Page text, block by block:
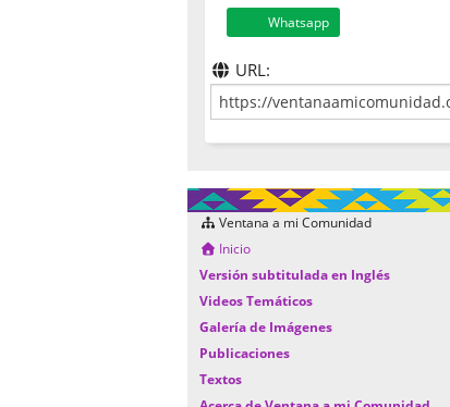
Whatsapp
URL:
Ventana a mi Comunidad
Inicio
Versión subtitulada en Inglés
Videos Temáticos
Galería de Imágenes
Publicaciones
Textos